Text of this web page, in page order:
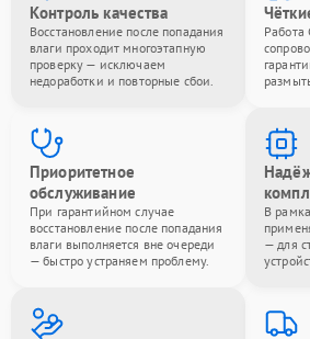
Контроль качества
Восстановление после попадания
влаги проходит многоэтапную
проверку — исключаем
недоработки и повторные сбои.
Работа
Приоритетное
обслуживание
При гарантийном случае
восстановление после попадания
влаги выполняется вне очереди
— быстро устраняем проблему.
В
— для